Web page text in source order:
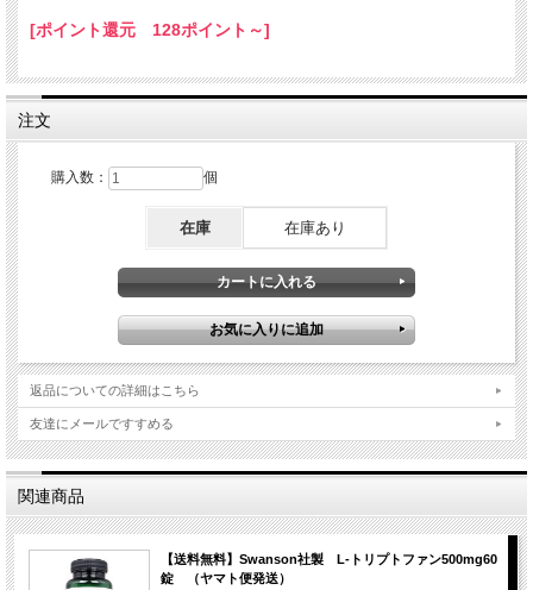
Sharp-PSは、Frutaromの登録商標です。水銀を含む重金属不含の純度検査済み。
【使用方法】
1カプセルを目安に、1日3回食事と一緒にお召し上がりください。
摂取するサプリメントや薬について、医療従事者と相談してください。
【注意事項】
本品は、いかなる疾病の診断、治療、治癒、予防を目的としたものではありませ
妊娠中・授乳中の方、医師の管理下にある方、何かしらの病状や手術予定がある方
は、本品を使用する前にご必ず医師に相談をしてください。
副作用が発生した場合は使用を中止し、医師にご相談ください。 推奨された用量
を超えないようにしてください。
1日3カプセルを基準としています。
パッケージのセーフティシールが破損していたら、ご使用をお控えください。
直射日光をさけ、59℉～86℉(15℃～30℃)の乾燥した部屋に保管してください。
子どもの届かないところに保管してください。
1カプセルあたり：Sharp-PS® GOLD結合PS-DHA（ホスファチジルセリン-ドコサ
ヘキサエン酸複合体）（大豆レシチンおよび魚介エキス（ブルーホワイティング、
ニシン）由来）（PS45%（100mg相当）、DHA8%（8mg相当、PS総脂肪酸として
ロース由来の植物性カプセルシェル）、マルトデキストリン、ステアリン酸マグネ
シウム、ステアリン酸、シリカ。
[ポイント還元 128ポイント～]
注文
購入数： 個
在庫 在庫あり
返品についての詳細はこちら
友達にメールですすめる
関連商品
【送料無料】Swanson社製 L-トリプトファン500mg60
錠 （ヤマト便発送）